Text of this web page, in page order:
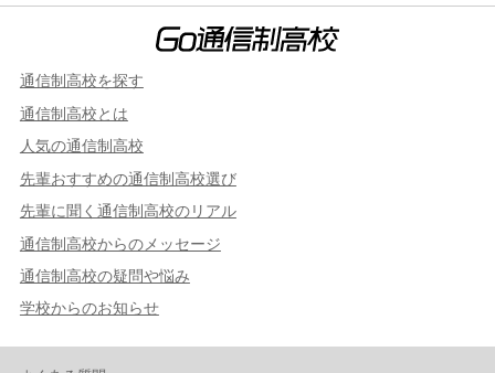
通信制高校を探す
通信制高校とは
人気の通信制高校
先輩おすすめの通信制高校選び
先輩に聞く通信制高校のリアル
通信制高校からのメッセージ
通信制高校の疑問や悩み
学校からのお知らせ